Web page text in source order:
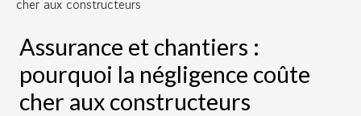
cher aux constructeurs
Assurance et chantiers :
pourquoi la négligence coûte
cher aux constructeurs